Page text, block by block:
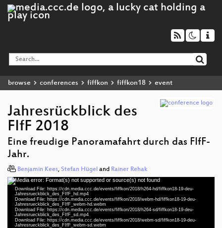
browse conferences fiffkon fiffkon18 event
Jahresrückblick des
FIfF 2018
Eine freudige Panoramafahrt durch das FIfF-
Jahr.
Benjamin Kees, Stefan Hügel and Rainer Rehak
Video
Player
Media error: Format(s) not supported or source(s) not found
Download File: https://cdn.media.ccc.de/events/fiffkon/2018/h264-hd/fiffkon18-19-deu-
Jahresrueckblick_des_FIfF_hd.mp4
Download File: https://cdn.media.ccc.de/events/fiffkon/2018/webm-hd/fiffkon18-19-deu-
Jahresrueckblick_des_FIfF_webm-hd.webm
Download File: https://cdn.media.ccc.de/events/fiffkon/2018/h264-sd/fiffkon18-19-deu-
Jahresrueckblick_des_FIfF_sd.mp4
Download File: https://cdn.media.ccc.de/events/fiffkon/2018/webm-sd/fiffkon18-19-deu-
Jahresrueckblick_des_FIfF_webm-sd.webm